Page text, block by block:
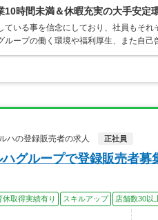
時間未満＆休暇充実の大手安定
ている事を信念にしており、社員もそ
ループの働く環境や福利厚生、また自
の登録販売者の求人
正社員
グループで登録販売者
休取得実績有り スキルアップ 店舗数30以